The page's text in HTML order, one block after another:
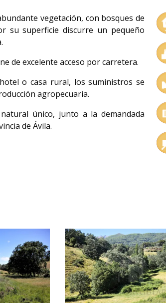
vegetación, con bosques de
su superficie discurre un pequeño
de excelente acceso por carretera.
o casa rural, los suministros se
agropecuaria.
único, junto a la demandada
de Ávila.